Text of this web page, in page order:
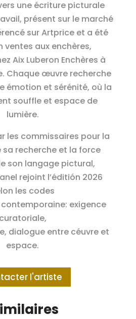
une écriture picturale
présent sur le marché
sur Artprice et a été
ventes aux enchères,
Aix Luberon Enchères à
Chaque œuvre recherche
émotion et sérénité, où la
souffle et espace de
lumière.
les commissaires pour la
sa recherche et la force
son langage pictural,
rejoint l’éditión 2026
les codes
contemporaine: exigence
curatoriale,
dialogue entre céuvre et
espace.
l'artiste